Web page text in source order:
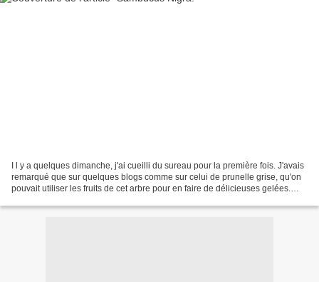
I l y a quelques dimanche, j'ai cueilli du sureau pour la première fois. J'avais
remarqué que sur quelques blogs comme sur celui de prunelle grise, qu'on
pouvait utiliser les fruits de cet arbre pour en faire de délicieuses gelées.